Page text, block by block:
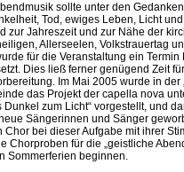
sollte unter den Gedanken
Tod, ewiges Leben, Licht
zur Jahreszeit und zur Nähe der
Allerseelen, Volkstrauertag
für die Veranstaltung ein Termin
Dies ließ ferner genügend Zeit
Im Mai 2005 wurde in der
das Projekt der capella nova
Dunkel zum Licht“ vorgestellt, und
Sängerinnen und Sänger
Chor bei dieser Aufgabe mit ihrer
Chorproben für die „geistliche
Sommerferien beginnen.